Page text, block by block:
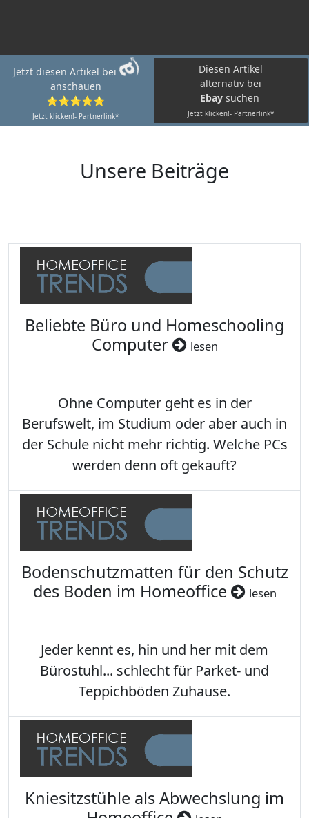
Jetzt diesen Artikel bei
anschauen
⭐⭐⭐⭐⭐
Jetzt klicken!- Partnerlink*
Diesen Artikel
alternativ bei
Ebay suchen
Jetzt klicken!- Partnerlink*
Unsere Beiträge
Beliebte Büro und Homeschooling
Computer
lesen
Ohne Computer geht es in der
Berufswelt, im Studium oder aber auch in
der Schule nicht mehr richtig. Welche PCs
werden denn oft gekauft?
Bodenschutzmatten für den Schutz
des Boden im Homeoffice
lesen
Jeder kennt es, hin und her mit dem
Bürostuhl... schlecht für Parket- und
Teppichböden Zuhause.
Kniesitzstühle als Abwechslung im